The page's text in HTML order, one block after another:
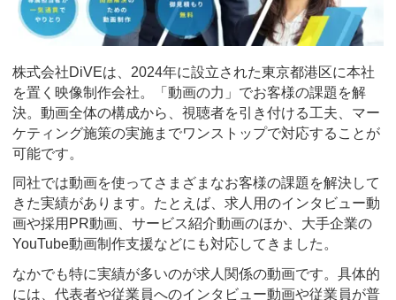
株式会社DiVEは、2024年に設立された東京都港区に本社
を置く映像制作会社。「動画の力」でお客様の課題を解
決。動画全体の構成から、視聴者を引き付ける工夫、マー
ケティング施策の実施までワンストップで対応することが
可能です。
同社では動画を使ってさまざまなお客様の課題を解決して
きた実績があります。たとえば、求人用のインタビュー動
画や採用PR動画、サービス紹介動画のほか、大手企業の
YouTube動画制作支援などにも対応してきました。
なかでも特に実績が多いのが求人関係の動画です。具体的
には、代表者や従業員へのインタビュー動画や従業員が普